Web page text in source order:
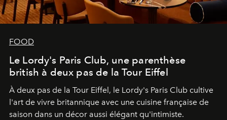
FOOD
Le Lordy's Paris Club, une parenthèse
british à deux pas de la Tour Eiffel
À deux pas de la Tour Eiffel, le Lordy's Paris Club cultive
l'art de vivre britannique avec une cuisine française de
saison dans un décor aussi élégant qu'intimiste.